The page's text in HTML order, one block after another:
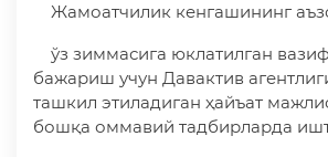
Жамоатчилик кенгашининг
ўз зиммасига юклатилган
бажариш учун Давактив
ташкил этиладиган ҳайъат
бошқа оммавий тадбирларда